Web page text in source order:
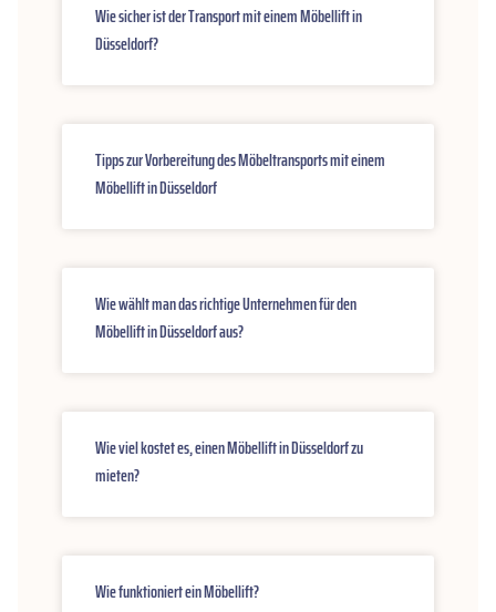
Wie sicher ist der Transport mit einem Möbellift in
Düsseldorf?
Tipps zur Vorbereitung des Möbeltransports mit einem
Möbellift in Düsseldorf
Wie wählt man das richtige Unternehmen für den
Möbellift in Düsseldorf aus?
Wie viel kostet es, einen Möbellift in Düsseldorf zu
mieten?
Wie funktioniert ein Möbellift?